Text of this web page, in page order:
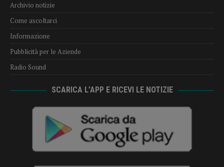
Archivio notizie
Come ascoltarci
Informazione
Pubblicità per le Aziende
Radio Sound
SCARICA L’APP E RICEVI LE NOTIZIE